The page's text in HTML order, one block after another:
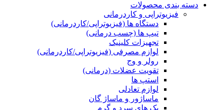
دسته بندی محصولات
فیزیوتراپی و کاردرمانی
دستگاه ها (فیزیوتراپی/کاردرمانی)
تیپ ها (چسب درمانی)
تجهیزات کلینیک
لوازم مصرفی (فیزیوتراپی/کاردرمانی)
رولر و وج
تقویت عضلات (درمانی)
استپ ها
لوازم تعادلی
ماساژور و ماساژ گان
پک های سرد و گرم